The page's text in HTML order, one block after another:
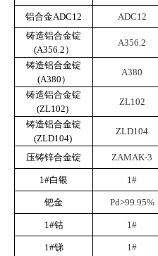
铝合金ADC12 ADC12
铸造铝合金锭
(A356.2）
A356.2
铸造铝合金锭
(A380）
A380
铸造铝合金锭
(ZL102)
ZL102
铸造铝合金锭
(ZLD104)
ZLD104
压铸锌合金锭 ZAMAK-3
1#白银 1#
钯金 Pd>99.95%
1#钴 1#
1#锑 1#